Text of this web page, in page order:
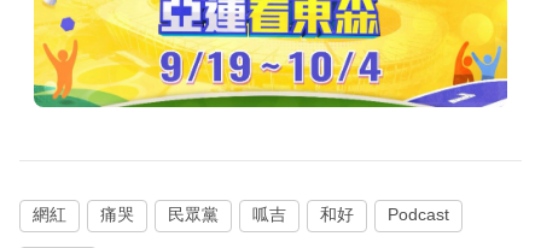
網紅 痛哭 民眾黨 呱吉 和好 Podcast